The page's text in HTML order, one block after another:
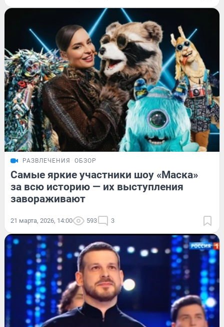
РАЗВЛЕЧЕНИЯ ОБЗОР
Самые яркие участники шоу «Маска»
за всю историю — их выступления
завораживают
21 марта, 2026, 14:00 593 3